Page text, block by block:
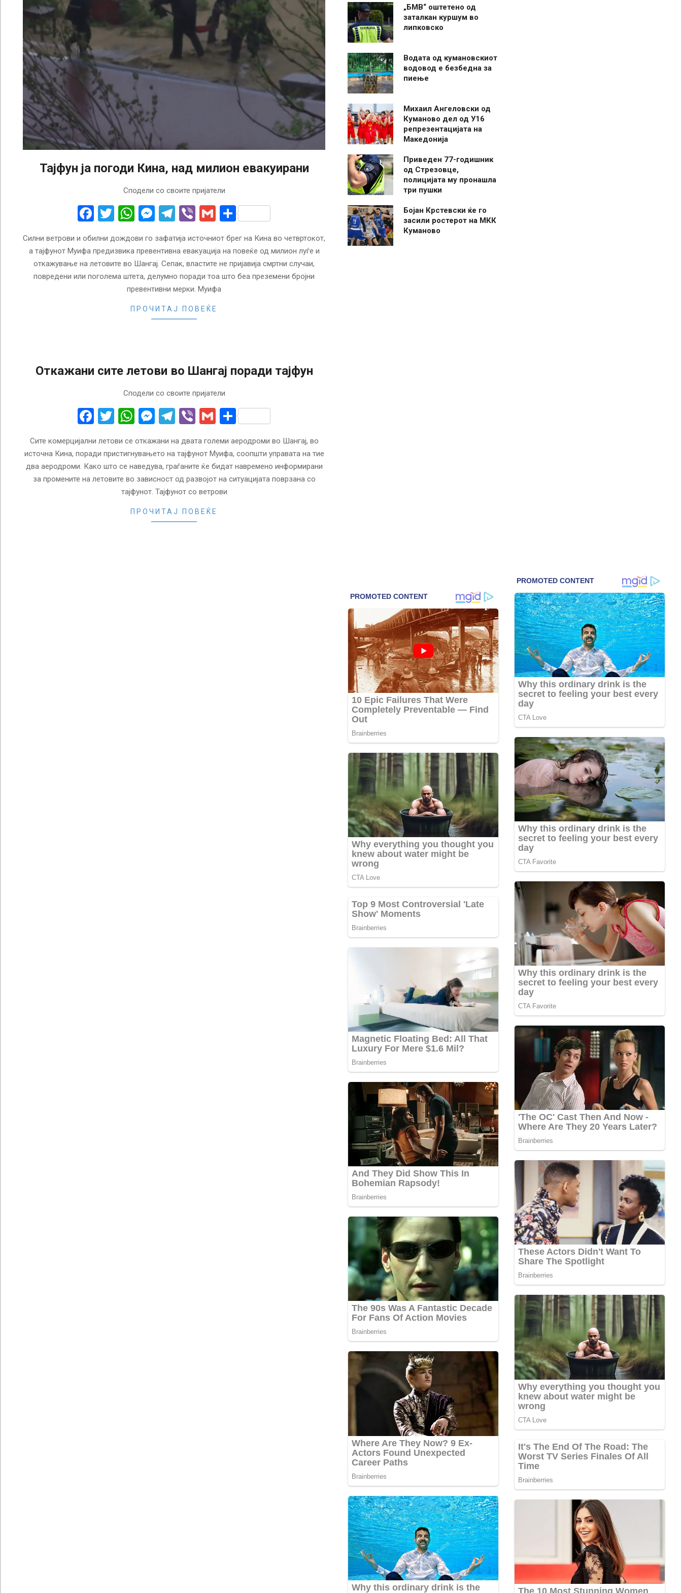
Тајфун ја погоди Кина, над милион евакуирани
Сподели со своите пријатели
Facebook
Twitter
WhatsApp
Messenger
Telegram
ViberGmailShare
Силни ветрови и обилни дождови го зафатија источниот брег на Кина во четвртокот,
а тајфунот Муифа предизвика превентивна евакуација на повеќе од милион луѓе и
откажување на летовите во Шангај. Сепак, властите не пријавија смртни случаи,
повредени или поголема штета, делумно поради тоа што беа преземени бројни
превентивни мерки. Муифа
ПРОЧИТАЈ ПОВЕЌЕ
Откажани сите летови во Шангај поради тајфун
Сподели со своите пријатели
Facebook
Twitter
WhatsApp
Messenger
Telegram
ViberGmailShare
Сите комерцијални летови се откажани на двата големи аеродроми во Шангај, во
источна Кина, поради пристигнувањето на тајфунот Муифа, соопшти управата на тие
два аеродроми. Како што се наведува, граѓаните ќе бидат навремено информирани
за промените на летовите во зависност од развојот на ситуацијата поврзана со
тајфунот. Тајфунот со ветрови
ПРОЧИТАЈ ПОВЕЌЕ
„БМВ“ оштетено од
заталкан куршум во
липковско
Водата од кумановскиот
водовод е безбедна за
пиење
Михаил Ангеловски од
Куманово дел од У16
репрезентацијата на
Македонија
Приведен 77-годишник
од Стрезовце,
полицијата му пронашла
три пушки
Бојан Крстевски ќе го
засили ростерот на МКК
Куманово